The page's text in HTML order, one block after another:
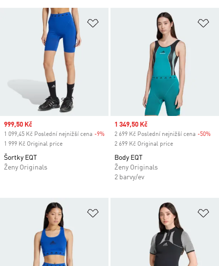
Přidat do seznamu přání
Sale price
999,50 Kč
1 099,45 Kč Poslední nejnižší cena -9% Discount
1 999 Kč Original price
Šortky EQT
Ženy Originals
Sale price
1 349,50 Kč
2 699 Kč Poslední nejnižší cena -50%
2 699 Kč Original price
Body EQT
Ženy Originals
2 barvy/ev
Přidat do seznamu přání